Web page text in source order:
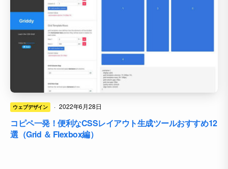
ウェブデザイン · 2022年6月28日
コピペ一発！便利なCSSレイアウト生成ツールおすすめ12
選（Grid ＆ Flexbox編）